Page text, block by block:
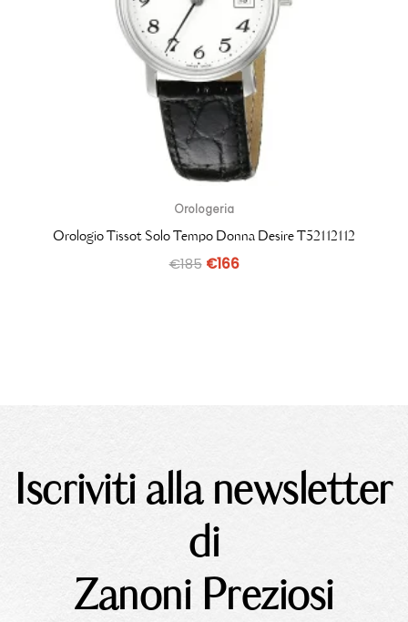
Orologeria
Orologio Tissot Solo Tempo Donna Desire T52112112
€185 €166
Iscriviti alla newsletter
di
Zanoni Preziosi